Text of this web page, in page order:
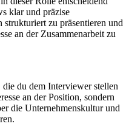
klar und präzise
zu präsentieren und
an der Zusammenarbeit zu
du dem Interviewer stellen
an der Position, sondern
die Unternehmenskultur und